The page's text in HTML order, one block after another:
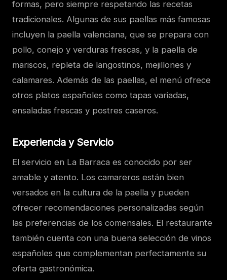
formas, pero siempre respetando las recetas
tradicionales. Algunas de sus paellas más famosas
incluyen la paella valenciana, que se prepara con
pollo, conejo y verduras frescas, y la paella de
mariscos, repleta de langostinos, mejillones y
calamares. Además de las paellas, el menú ofrece
otros platos españoles como tapas variadas,
ensaladas frescas y postres caseros.
Experiencia y Servicio
El servicio en La Barraca es conocido por ser
amable y atento. Los camareros están bien
versados en la cultura de la paella y pueden
ofrecer recomendaciones personalizadas según
las preferencias de los comensales. El restaurante
también cuenta con una buena selección de vinos
españoles que complementan perfectamente su
oferta gastronómica.